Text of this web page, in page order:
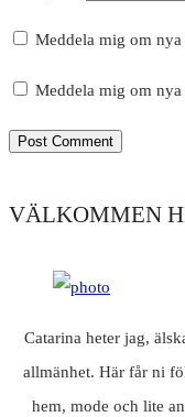
Meddela mig om
Meddela mig om
VÄLKOMMEN
Catarina heter jag,
allmänhet. Här får ni
hem, mode och lite